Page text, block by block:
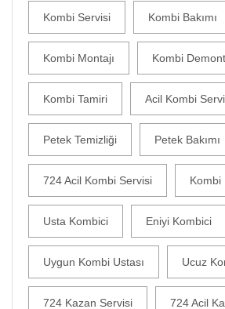
Kombi Servisi Kombi Bakımı
Kombi Montajı Kombi
Kombi Tamiri Acil Kombi
Petek Temizliği Petek Bakımı
724 Acil Kombi Servisi Kombi
Usta Kombici Eniyi Kombici
Uygun Kombi Ustası Ucuz
724 Kazan Servisi 724 Acil